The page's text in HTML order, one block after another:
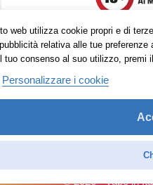
web utilizza cookie propri e di
relativa alle tue
tuo consenso al suo utilizzo, premi
Personalizzare i cookie
© 2026 - Vape in